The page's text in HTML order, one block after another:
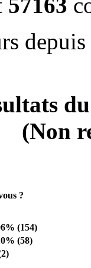
(Non
?
(154)
(58)